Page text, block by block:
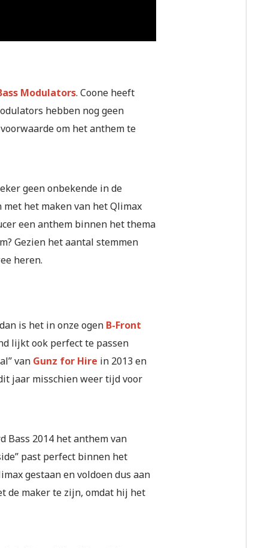
Modulators. Coone heeft
hebben nog geen
om het anthem te
geen onbekende in de
het maken van het Qlimax
een anthem binnen het thema
Gezien het aantal stemmen
heren.
is het in onze ogen B-Front
lijkt ook perfect te passen
van Gunz for Hire in 2013 en
jaar misschien weer tijd voor
Bass 2014 het anthem van
past perfect binnen het
gestaan en voldoen dus aan
de maker te zijn, omdat hij het